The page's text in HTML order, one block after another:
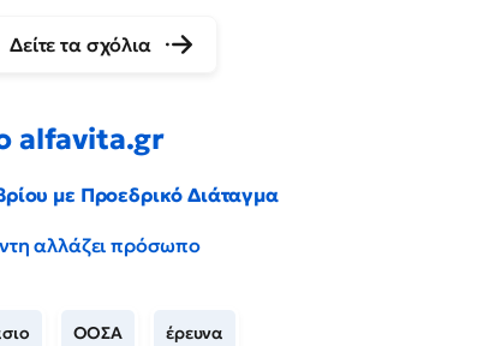
Δείτε τα σχόλια
alfavita.gr
με Προεδρικό Διάταγμα
αλλάζει πρόσωπο
ΟΟΣΑ έρευνα